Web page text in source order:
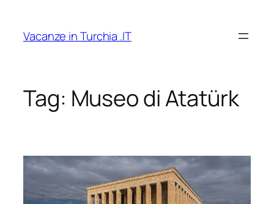
contenuto
Vacanze in Turchia .IT
Tag: Museo di Atatürk